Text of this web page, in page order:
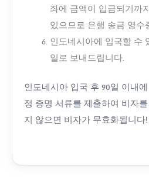
좌에 금액이 입금되기까
있으므로 은행 송금 영수
인도네시아에 입국할 수
일로 보내드립니다.
인도네시아 입국 후 90일 이내
정 증명 서류를 제출하여 비자
지 않으면 비자가 무효화됩니다!